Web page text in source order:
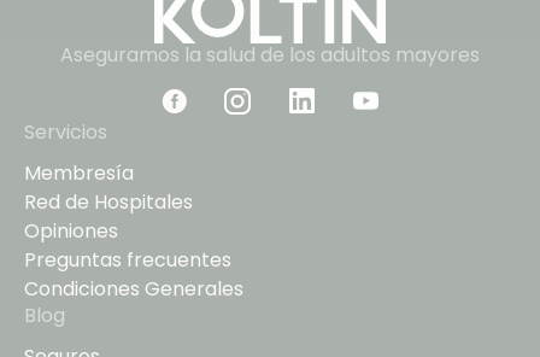
Aseguramos la salud de los adultos mayores
Servicios
Membresía
Red de Hospitales
Opiniones
Preguntas frecuentes
Condiciones Generales
Blog